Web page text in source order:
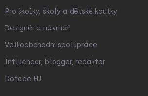
Pro školky, školy a dětské koutky
Designér a návrhář
Velkoobchodní spolupráce
Influencer, blogger, redaktor
Dotace EU